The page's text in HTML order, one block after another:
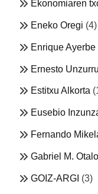
Ekonomiaren
Eneko Oregi (4)
Enrique Ayerbe
Ernesto
Estitxu Alkorta
Eusebio
Fernando
Gabriel M.
GOIZ-ARGI (3)